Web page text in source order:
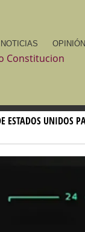
NOTICIAS
ESTADOS UNIDOS